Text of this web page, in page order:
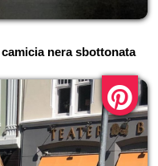
nera sbottonata